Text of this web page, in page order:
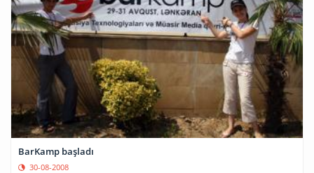
BarKamp başladı
30-08-2008